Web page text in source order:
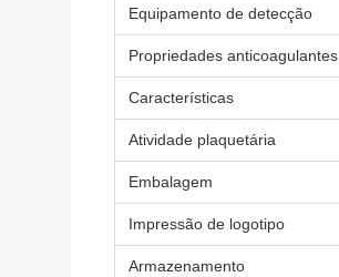
Equipamento de detecção
Propriedades anticoagulantes
Características
Atividade plaquetária
Embalagem
Impressão de logotipo
Armazenamento